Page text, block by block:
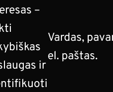
–
ir
Vardas,
el. paštas.